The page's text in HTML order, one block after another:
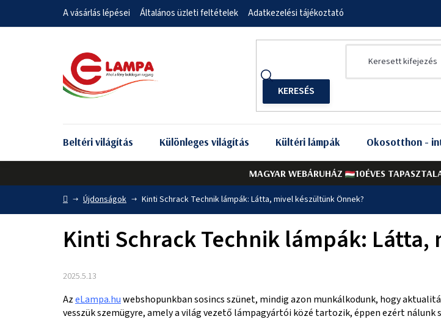
MAGYAR WEBÁRUHÁZ 10ÉVES
A vásárlás lépései Általános üzleti feltételek Adatkezelési tájékoztató
Beltéri világítás Különleges világítás Kültéri lámpák Okosotthon -
Kezdőlap
Újdonságok Kinti Schrack Technik lámpák: Látta, mivel készültünk Önnek?
Kinti Schrack Technik lámpák:
2025.5.13
AzeLampa.huwebshopunkban sosincs szünet, mindig azon munkálkodunk, hogy
vesszük szemügyre, amely a világ vezető lámpagyártói közé tartozik, éppen ezért nálunk